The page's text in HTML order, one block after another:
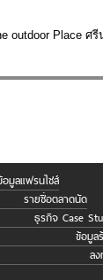
outdoor Place ศ
อมูลแฟรนไชส์
รายชื่อตลาดนัด
ธุรกิจ Case
ข้อมูล
ล